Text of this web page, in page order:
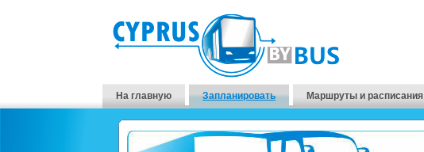
На главную Запланировать Маршруты и расписания